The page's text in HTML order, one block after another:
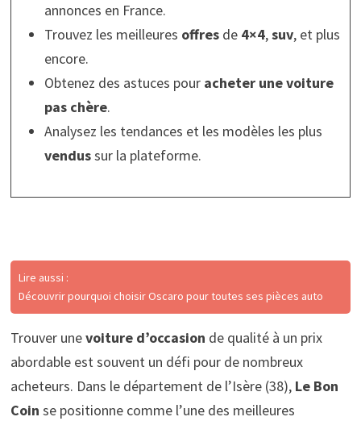
annonces en France.
Trouvez les meilleures offresde 4×4,suv, et plus
encore.
Obtenez des astuces pour acheter une voiture
pas chère.
Analysez les tendances et les modèles les plus
vendussur la plateforme.
Lire aussi :
Découvrir pourquoi choisir Oscaro pour toutes ses pièces auto
Trouver unevoiture d’occasion de qualité à un prix
abordable est souvent un défi pour de nombreux
acheteurs. Dans le département de l’Isère (38), Le Bon
Coin se positionne comme l’une des meilleures